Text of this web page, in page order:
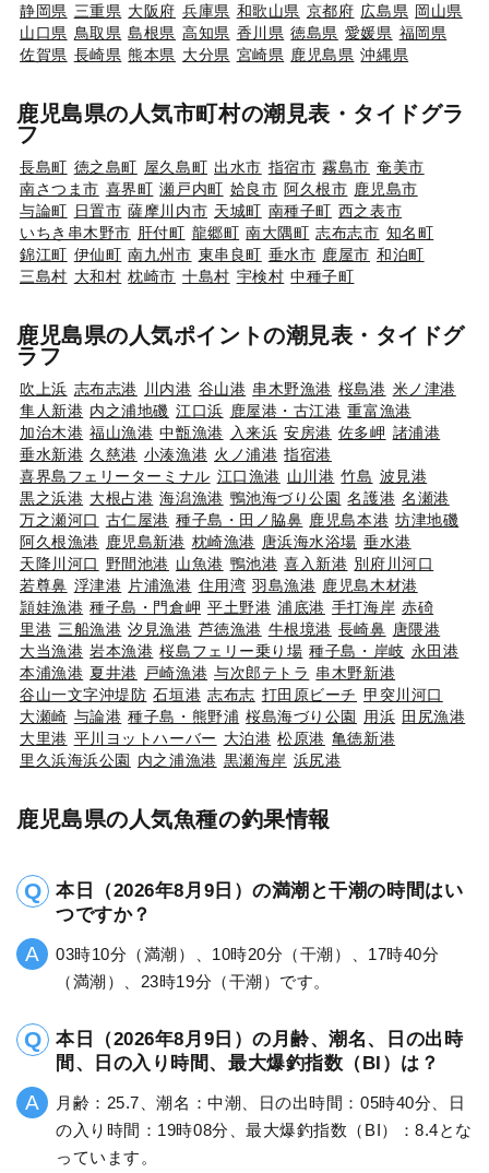
静岡県 三重県 大阪府 兵庫県 和歌山県 京都府 広島県 岡山県
山口県 鳥取県 島根県 高知県 香川県 徳島県 愛媛県 福岡県
佐賀県 長崎県 熊本県 大分県 宮崎県 鹿児島県 沖縄県
鹿児島県の人気市町村の潮見表・タイドグラ
フ
長島町 徳之島町 屋久島町 出水市 指宿市 霧島市 奄美市
南さつま市 喜界町 瀬戸内町 姶良市 阿久根市 鹿児島市
与論町 日置市 薩摩川内市 天城町 南種子町 西之表市
いちき串木野市 肝付町 龍郷町 南大隅町 志布志市 知名町
錦江町 伊仙町 南九州市 東串良町 垂水市 鹿屋市 和泊町
三島村 大和村 枕崎市 十島村 宇検村 中種子町
鹿児島県の人気ポイントの潮見表・タイドグ
ラフ
吹上浜 志布志港 川内港 谷山港 串木野漁港 桜島港 米ノ津港
隼人新港 内之浦地磯 江口浜 鹿屋港・古江港 重富漁港
加治木港 福山漁港 中甑漁港 入来浜 安房港 佐多岬 諸浦港
垂水新港 久慈港 小湊漁港 火ノ浦港 指宿港
喜界島フェリーターミナル 江口漁港 山川港 竹島 波見港
黒之浜港 大根占港 海潟漁港 鴨池海づり公園 名護港 名瀬港
万之瀬河口 古仁屋港 種子島・田ノ脇鼻 鹿児島本港 坊津地磯
阿久根漁港 鹿児島新港 枕崎漁港 唐浜海水浴場 垂水港
天降川河口
野間池港 山魚港 鴨池港 喜入新港 別府川河口
若尊鼻 浮津港 片浦漁港 住用湾 羽島漁港 鹿児島木材港
頴娃漁港 種子島・門倉岬 平土野港 浦底港 手打海岸 赤碕
里港 三船漁港 汐見漁港 芦徳漁港 牛根境港 長崎鼻 唐隈港
大当漁港 岩本漁港 桜島フェリー乗り場 種子島・岸岐 永田港
本浦漁港 夏井港 戸崎漁港 与次郎テトラ 串木野新港
谷山一文字沖堤防 石垣港 志布志 打田原ビーチ 甲突川河口
大瀬崎 与論港 種子島・熊野浦 桜島海づり公園 用浜 田尻漁港
大里港 平川ヨットハーバー 大泊港 松原港 亀徳新港
里久浜海浜公園
内之浦漁港 黒瀬海岸 浜尻港
鹿児島県の人気魚種の釣果情報
本日（2026年8月9日）の満潮と干潮の時間はい
つですか？
03時10分（満潮）、10時20分（干潮）、17時40分
（満潮）、23時19分（干潮）です。
本日（2026年8月9日）の月齢、潮名、日の出時
間、日の入り時間、最大爆釣指数（BI）は？
月齢：25.7、潮名：中潮、日の出時間：05時40分、日
の入り時間：19時08分、最大爆釣指数（BI）：8.4とな
っています。